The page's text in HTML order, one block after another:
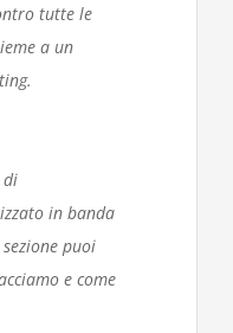
tutte le
a un
di
in banda
puoi
e come